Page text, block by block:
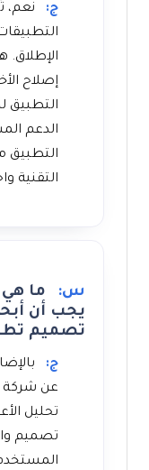
ج:
نعم،
الإطلاق.
إصلاح
التطبيق
الدعم
التطبيق
التقنية
س:
ما هي
يجب أن
تصميم
ج:
عن شركة
تحليل
تصميم